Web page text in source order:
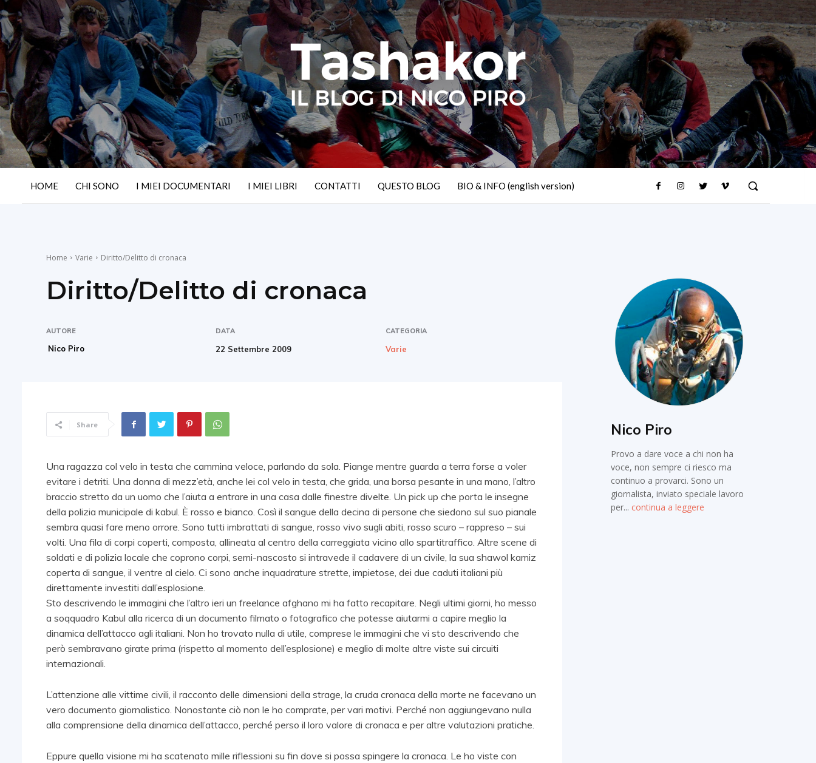
HOME CHI SONO I MIEI DOCUMENTARI I MIEI LIBRI CONTATTI QUESTO BLOG BIO & INFO (english version)
Home Varie Diritto/Delitto di cronaca
Diritto/Delitto di cronaca
AUTORE
Nico Piro
DATA
22 Settembre 2009
CATEGORIA
Varie
Share
Una ragazza col velo in testa che cammina veloce, parlando da sola. Piange mentre guarda a terra forse a voler
evitare i detriti. Una donna di mezz’età, anche lei col velo in testa, che grida, una borsa pesante in una mano, l’altro
braccio stretto da un uomo che l’aiuta a entrare in una casa dalle finestre divelte. Un pick up che porta le insegne
della polizia municipale di kabul. È rosso e bianco. Così il sangue della decina di persone che siedono sul suo pianale
sembra quasi fare meno orrore. Sono tutti imbrattati di sangue, rosso vivo sugli abiti, rosso scuro – rappreso – sui
volti. Una fila di corpi coperti, composta, allineata al centro della carreggiata vicino allo spartitraffico. Altre scene di
soldati e di polizia locale che coprono corpi, semi-nascosto si intravede il cadavere di un civile, la sua shawol kamiz
coperta di sangue, il ventre al cielo. Ci sono anche inquadrature strette, impietose, dei due caduti italiani più
direttamente investiti dall’esplosione.
Sto descrivendo le immagini che l’altro ieri un freelance afghano mi ha fatto recapitare. Negli ultimi giorni, ho messo
a soqquadro Kabul alla ricerca di un documento filmato o fotografico che potesse aiutarmi a capire meglio la
dinamica dell’attacco agli italiani. Non ho trovato nulla di utile, comprese le immagini che vi sto descrivendo che
però sembravano girate prima (rispetto al momento dell’esplosione) e meglio di molte altre viste sui circuiti
internazionali.
L’attenzione alle vittime civili, il racconto delle dimensioni della strage, la cruda cronaca della morte ne facevano un
vero documento giornalistico. Nonostante ciò non le ho comprate, per vari motivi. Perché non aggiungevano nulla
alla comprensione della dinamica dell’attacco, perché perso il loro valore di cronaca e per altre valutazioni pratiche.
Eppure quella visione mi ha scatenato mille riflessioni su fin dove si possa spingere la cronaca. Le ho viste con
Nico Piro
Provo a dare voce a chi non ha
voce, non sempre ci riesco ma
continuo a provarci. Sono un
giornalista, inviato speciale lavoro
per... continua a leggere